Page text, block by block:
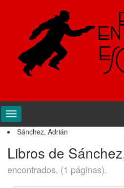
Sánchez, Adrián
Libros de
encontrados. (1 páginas).